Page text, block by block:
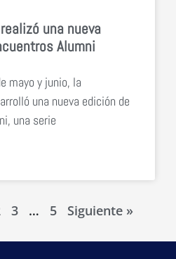
una nueva
Alumni
mayo y junio, la
una nueva edición de
una serie
3 … 5 Siguiente »